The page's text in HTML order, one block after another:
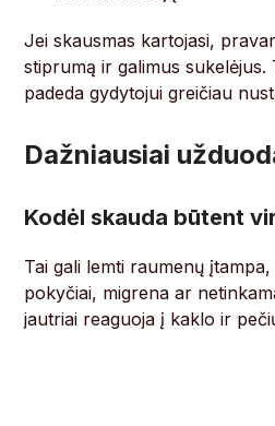
Jei skausmas kartojasi,
stiprumą ir galimus sukelėjus.
padeda gydytojui greičiau
Dažniausiai
Kodėl skauda būtent
Tai gali lemti raumenų
pokyčiai, migrena ar
jautriai reaguoja į kaklo ir